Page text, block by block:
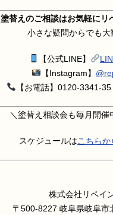
塗替えのご相談はお気軽にリ
小さな疑問からでも大
【公式LINE】
【Instagram】
【お電話】0120-3341-35
＼塗替え相談会も毎月開催
スケジュールはこちらか
株式会社リペイ
〒500-8227 岐阜県岐阜市